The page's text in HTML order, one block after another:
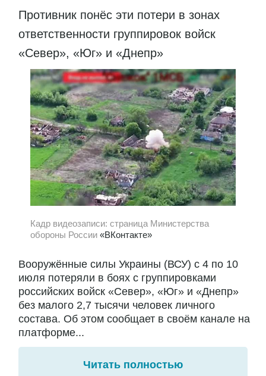
Противник понёс эти потери в зонах
ответственности группировок войск
«Север», «Юг» и «Днепр»
Кадр видеозаписи: страница Министерства
обороны России «ВКонтакте»
Вооружённые силы Украины (ВСУ) с 4 по 10
июля потеряли в боях с группировками
российских войск «Север», «Юг» и «Днепр»
без малого 2,7 тысячи человек личного
состава. Об этом сообщает в своём канале на
платформе...
Читать полностью